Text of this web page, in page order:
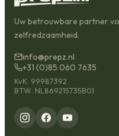
Uw betrouwbare partner
zelfredzaamheid.
info@prepz.nl
+31 (0)85 060 7635
KvK: 99987392
BTW: NL869215735B01